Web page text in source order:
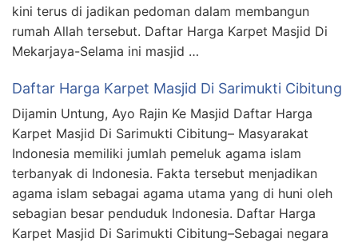
kini terus di jadikan pedoman dalam membangun
rumah Allah tersebut. Daftar Harga Karpet Masjid Di
Mekarjaya-Selama ini masjid …
Daftar Harga Karpet Masjid Di Sarimukti Cibitung
Dijamin Untung, Ayo Rajin Ke Masjid Daftar Harga
Karpet Masjid Di Sarimukti Cibitung– Masyarakat
Indonesia memiliki jumlah pemeluk agama islam
terbanyak di Indonesia. Fakta tersebut menjadikan
agama islam sebagai agama utama yang di huni oleh
sebagian besar penduduk Indonesia. Daftar Harga
Karpet Masjid Di Sarimukti Cibitung–Sebagai negara